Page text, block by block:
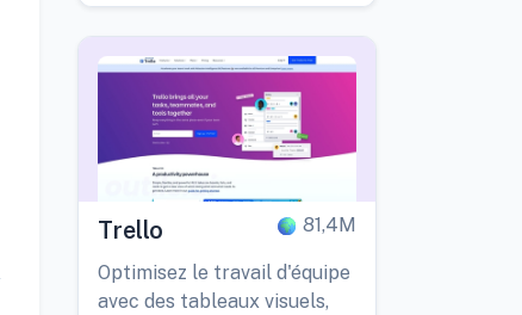
Trello 81,4M
Optimisez le travail d'équipe
avec des tableaux visuels,